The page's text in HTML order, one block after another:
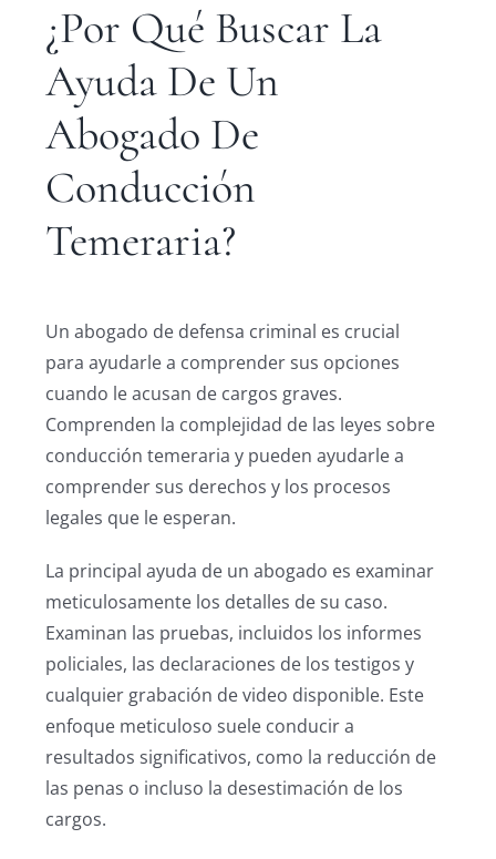
¿Por Qué Buscar La
Ayuda De Un
Abogado De
Conducción
Temeraria?
Un abogado de defensa criminal es crucial
para ayudarle a comprender sus opciones
cuando le acusan de cargos graves.
Comprenden la complejidad de las leyes sobre
conducción temeraria y pueden ayudarle a
comprender sus derechos y los procesos
legales que le esperan.
La principal ayuda de un abogado es examinar
meticulosamente los detalles de su caso.
Examinan las pruebas, incluidos los informes
policiales, las declaraciones de los testigos y
cualquier grabación de video disponible. Este
enfoque meticuloso suele conducir a
resultados significativos, como la reducción de
las penas o incluso la desestimación de los
cargos.